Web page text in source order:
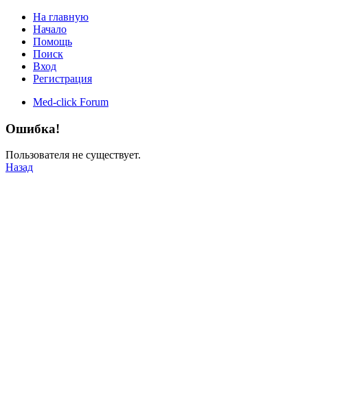
На главную
Начало
Помощь
Поиск
Вход
Регистрация
Med-click Forum
Ошибка!
Пользователя не существует.
Назад